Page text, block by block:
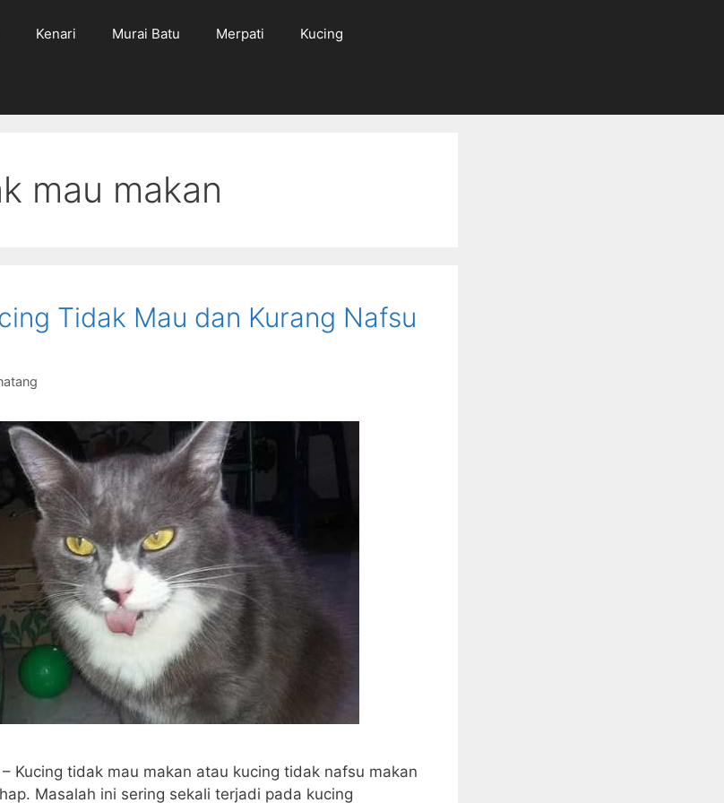
Kenari Murai Batu Merpati Kucing
mau makan
Tidak Mau dan Kurang Nafsu
Kucing tidak mau makan atau kucing tidak nafsu makan
Masalah ini sering sekali terjadi pada kucing